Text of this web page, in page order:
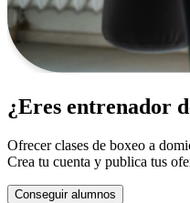
¿Eres entrenador
Ofrecer clases de boxeo a
Crea tu cuenta y publica tus
Conseguir alumnos